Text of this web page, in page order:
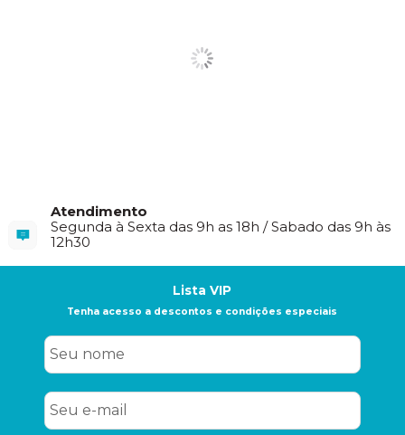
Atendimento
Segunda à Sexta das 9h as 18h / Sabado das 9h às
12h30
Lista VIP
Tenha acesso a descontos e condições especiais